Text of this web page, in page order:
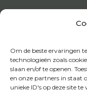
Om de beste ervaringen
technologieën zoals
slaan en/of te openen.
en onze partners in staat
unieke ID's op deze site